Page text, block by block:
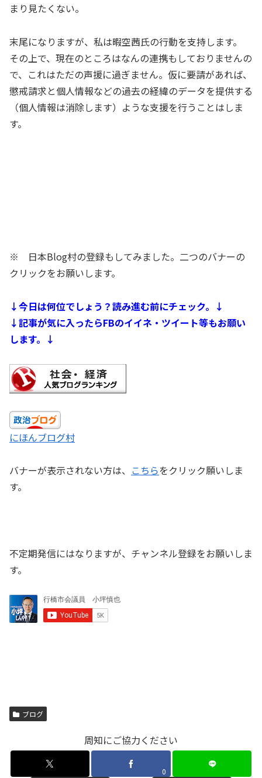
まり見たくない。
末尾になりますが、私は暇空茜氏の行動を支持します。
その上で、現在のところはなんの連携もしておりませんの
で、これはただの声援に過ぎません。仮に要請があれば、
懲戒請求と個人情報などの過去の経緯のデータを提供する
（個人情報は消除します）ような支援を行うことはしま
す。
※ 日本Blog村の登録もしてみました。二つのバナーの
クリックをお願いします。
↓今日は何位でしょう？読み進む前にチェック。↓
↓記事が気に入ったらFBのイイネ・ツイート等もお願い
します。↓
にほんブログ村
バナーが表示されない方は、 こちらをクリック願いしま
す。
不定期発信にはなりますが、チャンネル登録をお願いしま
す。
ブログ
周知にご協力ください
0